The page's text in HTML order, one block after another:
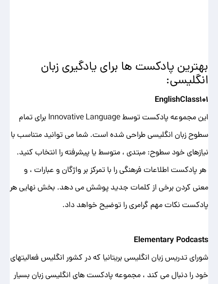
بهترین پادکست ها برای یادگیری زبان
انگلیسی:
EnglishClass101
این مجموعه پادکست توسط Innovative Language برای تمام
سطوح زبان انگلیسی طراحی شده است. شما می توانید متناسب با
نیازهای خود سطوح: مبتدی ، متوسط یا پیشرفته را انتخاب کنید.
هر پادکست اطلاعات فرهنگی را با تمرکز بر واژگان و عبارات ، و
معنی کردن برخی از کلمات جدید پوشش می دهد. بخش نهایی هر
پادکست نکات مهم گرامری را توضیح خواهد داد.
Elementary Podcasts
شورای تدریس زبان انگلیسی بریتانیا که در کشور انگلیس فعالیتهای
خود را دنبال می کند ، مجموعه پادکست های انگلیسی زبان بسیار